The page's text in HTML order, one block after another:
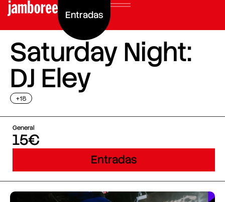
Entradas
Saturday Night:
DJ Eley
+18
General
15€
Entradas